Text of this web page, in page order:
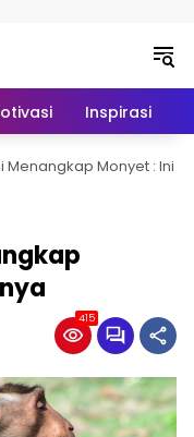
Inspirasi
Menangkap Monyet : Ini
415